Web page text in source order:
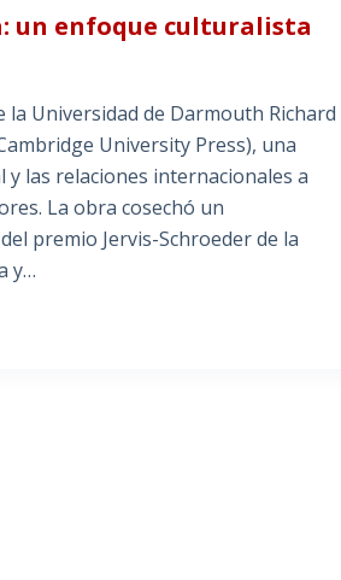
un enfoque culturalista
Universidad de Darmouth Richard
University Press), una
las relaciones internacionales a
La obra cosechó un
premio Jervis-Schroeder de la
y…